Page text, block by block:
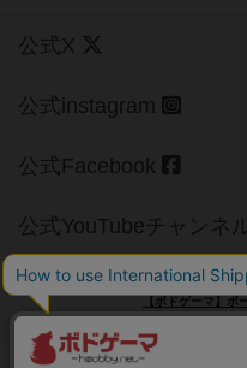
公式X
公式instagram
公式Facebook
公式YouTubeチャンネ
【ボドゲーマ】ボ